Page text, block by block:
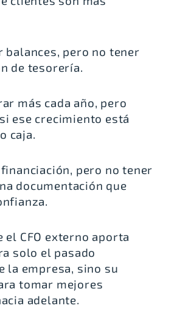
balances, pero no tener
de tesorería.
más cada año, pero
ese crecimiento está
caja.
pero no tener
documentación que
el CFO externo aporta
solo el pasado
la empresa, sino su
tomar mejores
adelante.